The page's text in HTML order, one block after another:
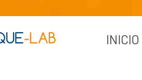
INICIO